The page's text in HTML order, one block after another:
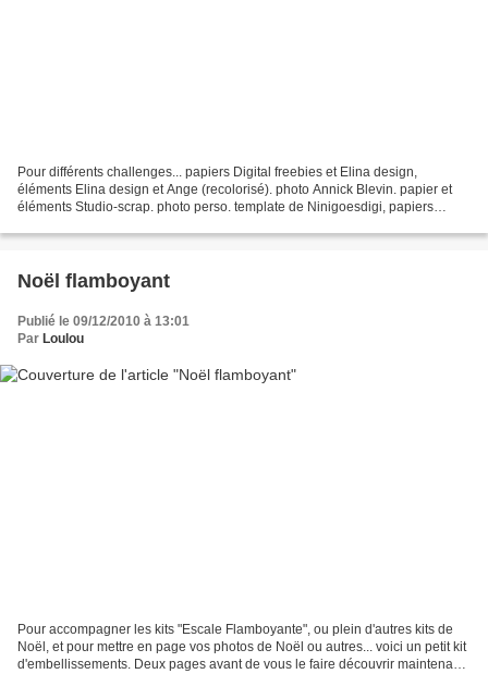
Pour différents challenges... papiers Digital freebies et Elina design,
éléments Elina design et Ange (recolorisé). photo Annick Blevin. papier et
éléments Studio-scrap. photo perso. template de Ninigoesdigi, papiers
Noël flamboyant
Publié le 09/12/2010 à 13:01
Par Loulou
Pour accompagner les kits "Escale Flamboyante", ou plein d'autres kits de
Noël, et pour mettre en page vos photos de Noël ou autres... voici un petit kit
d'embellissements. Deux pages avant de vous le faire découvrir maintenant,